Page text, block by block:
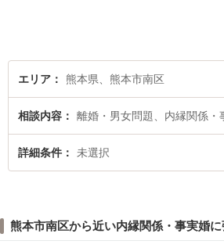
エリア 熊本県、熊本市南区
相談内容 離婚・男女問題、内縁関係・
詳細条件 未選択
熊本市南区から近い内縁関係・事実婚